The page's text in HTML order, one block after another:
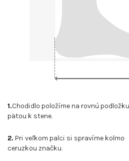
1.Chodidlo položíme na rovnú
pätou k stene.
2. Pri veľkom palci si spravíme kolmo
ceruzkou značku.